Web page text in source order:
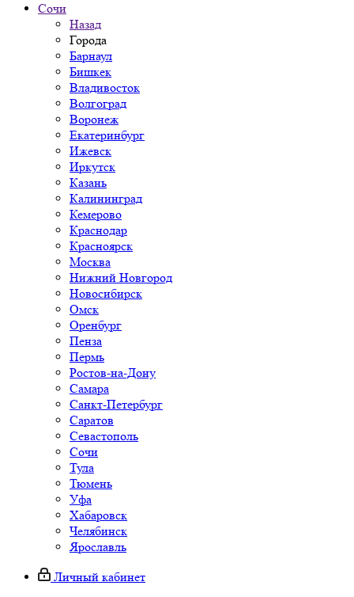
Сочи
Назад
Города
Барнаул
Бишкек
Владивосток
Волгоград
Воронеж
Екатеринбург
Ижевск
Иркутск
Казань
Калининград
Кемерово
Краснодар
Красноярск
Москва
Нижний Новгород
Новосибирск
Омск
Оренбург
Пенза
Пермь
Ростов-на-Дону
Самара
Санкт-Петербург
Саратов
Севастополь
Сочи
Тула
Тюмень
Уфа
Хабаровск
Челябинск
Ярославль
Личный кабинет